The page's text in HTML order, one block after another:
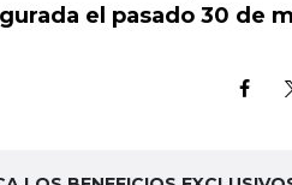
el pasado 30 de